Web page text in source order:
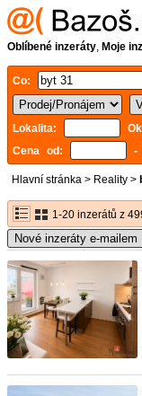
Oblíbené inzeráty, Moje
Co:
Lokalita:
Cena od:
-
Hlavní stránka > Reality >
1-20 inzerátů z
Nové inzeráty e-mailem